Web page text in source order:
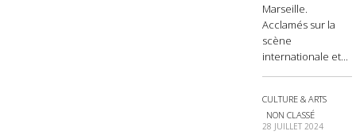
Marseille.
Acclamés sur la
scène
internationale et...
CULTURE & ARTS
NON CLASSÉ
28 JUILLET 2024